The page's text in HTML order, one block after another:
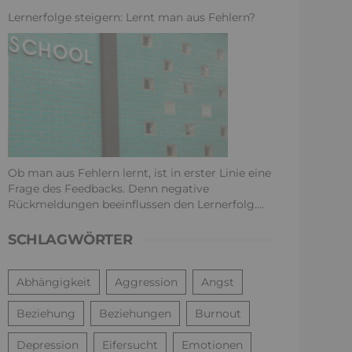
Lernerfolge steigern: Lernt man aus Fehlern?
Ob man aus Fehlern lernt, ist in erster Linie eine
Frage des Feedbacks. Denn negative
Rückmeldungen beeinflussen den Lernerfolg....
SCHLAGWÖRTER
Abhängigkeit Aggression Angst
Beziehung Beziehungen Burnout
Depression Eifersucht Emotionen